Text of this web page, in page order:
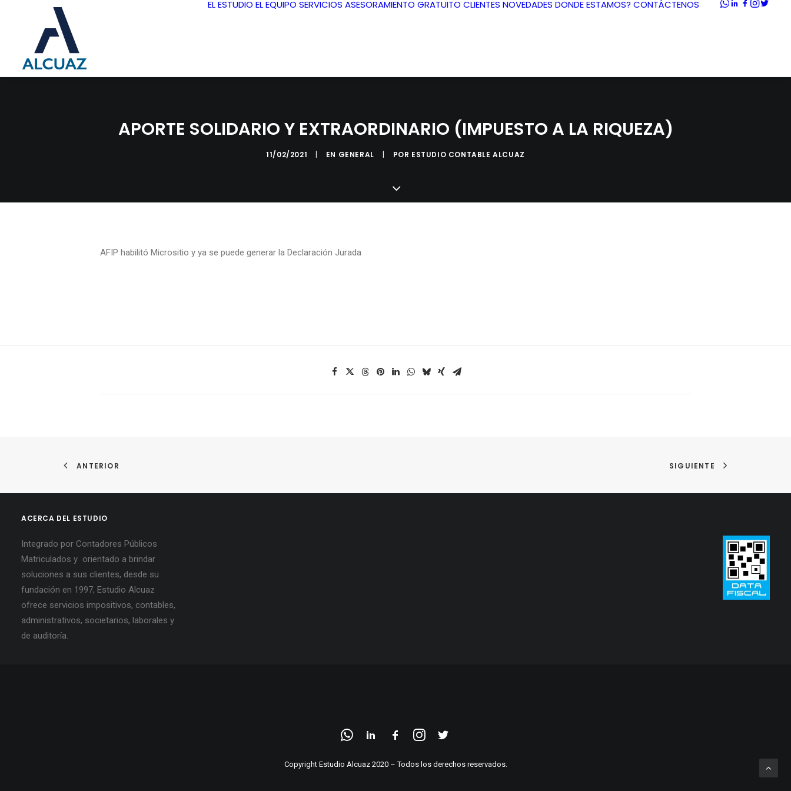
EL ESTUDIO EL EQUIPO SERVICIOS ASESORAMIENTO GRATUITO CLIENTES NOVEDADES DONDE ESTAMOS? CONTÁCTENOS
APORTE SOLIDARIO Y EXTRAORDINARIO (IMPUESTO A LA RIQUEZA)
11/02/2021 | EN GENERAL | POR ESTUDIO CONTABLE ALCUAZ
AFIP habilitó Micrositio y ya se puede generar la Declaración Jurada
ANTERIOR SIGUIENTE
ACERCA DEL ESTUDIO
Integrado por Contadores Públicos
Matriculados y orientado a brindar
soluciones a sus clientes, desde su
fundación en 1997, Estudio Alcuaz
ofrece servicios impositivos, contables,
administrativos, societarios, laborales y
de auditoría.
Copyright Estudio Alcuaz 2020 – Todos los derechos reservados.